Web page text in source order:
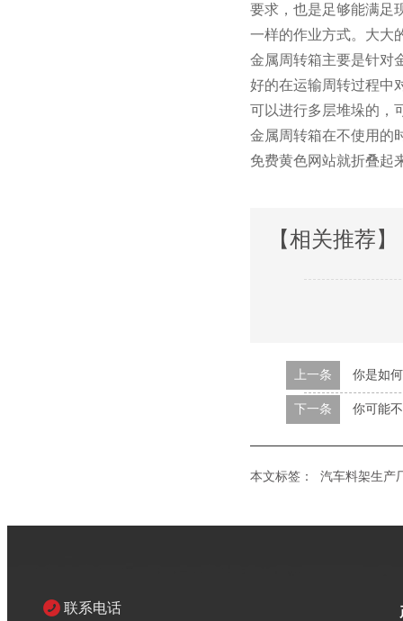
要求，也是足够能满足
一样的作业方式。大
金属周转箱主要是针对
好的在运输周转过程中
可以进行多层堆垛的
金属周转箱在不使用的时
免费黄色网站就折叠起来
【相关推荐】
上一条 你是如
下一条 你可能
本文标签： 汽车料架生产
联系电话